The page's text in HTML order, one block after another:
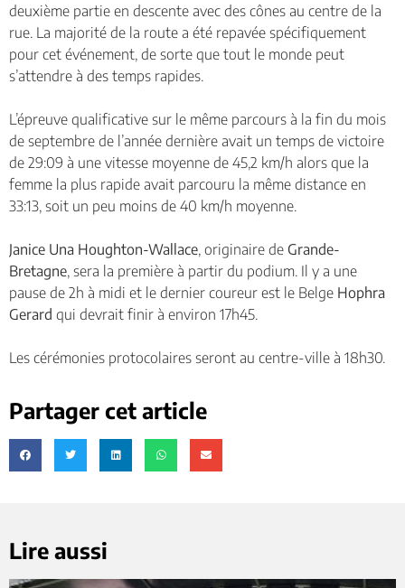
deuxième partie en descente avec des cônes au centre de la
rue. La majorité de la route a été repavée spécifiquement
pour cet événement, de sorte que tout le monde peut
s’attendre à des temps rapides.
L’épreuve qualificative sur le même parcours à la fin du mois
de septembre de l’année dernière avait un temps de victoire
de 29:09 à une vitesse moyenne de 45,2 km/h alors que la
femme la plus rapide avait parcouru la même distance en
33:13, soit un peu moins de 40 km/h moyenne.
Janice Una Houghton-Wallace, originaire de Grande-
Bretagne, sera la première à partir du podium. Il y a une
pause de 2h à midi et le dernier coureur est le Belge Hophra
Gerard qui devrait finir à environ 17h45.
Les cérémonies protocolaires seront au centre-ville à 18h30.
Partager cet article
Lire aussi